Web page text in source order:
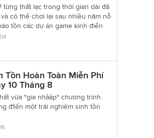
từng thất lạc trong thời gian dài đã
có thể chơi lại sau nhiều năm nỗ
tồn các dự án game kinh điển
Tồn Hoàn Toàn Miễn Phí
10 Tháng 8
vừa "gia nhâập" chương trình
đ1ến một trải nghiệm sinh tồn